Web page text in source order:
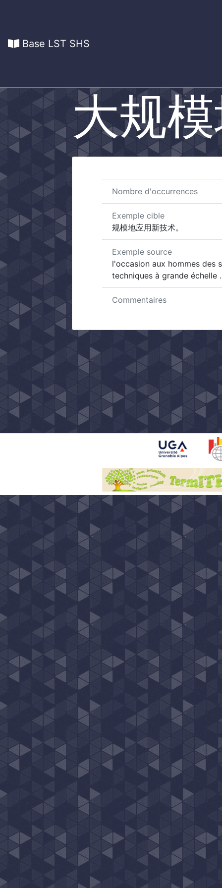
Base LST SHS
大规
Nombre d'occurrences
Exemple cible
规模地应用新技术。
Exemple source
l'occasion aux hommes des
techniques à grande échelle .
Commentaires